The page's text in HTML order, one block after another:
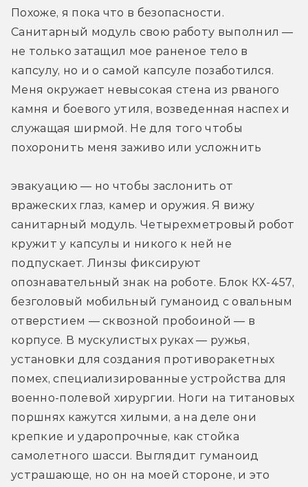
Похоже, я пока что в безопасности.
Санитарный модуль свою работу выполнил —
не только затащил мое раненое тело в
капсулу, но и о самой капсуле позаботился.
Меня окружает невысокая стена из рваного
камня и боевого утиля, возведенная наспех и
служащая ширмой. Не для того чтобы
похоронить меня заживо или усложнить
эвакуацию — но чтобы заслонить от
вражеских глаз, камер и оружия. Я вижу
санитарный модуль. Четырехметровый робот
кружит у капсулы и никого к ней не
подпускает. Линзы фиксируют
опознавательный знак на роботе. Блок КХ-457,
безголовый мобильный гуманоид с овальным
отверстием — сквозной пробоиной — в
корпусе. В мускулистых руках — ружья,
установки для создания противоракетных
помех, специализированные устройства для
военно-полевой хирургии. Ноги на титановых
поршнях кажутся хилыми, а на деле они
крепкие и ударопрочные, как стойка
самолетного шасси. Выглядит гуманоид
устрашающе, но он на моей стороне, и это